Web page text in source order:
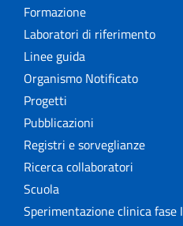
Formazione
Laboratori di riferimento
Linee guida
Organismo Notificato
Progetti
Pubblicazioni
Registri e sorveglianze
Ricerca collaboratori
Scuola
Sperimentazione clinica fase I